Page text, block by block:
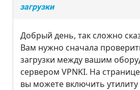
загрузки
Добрый день, так сложно
Вам нужно сначала
загрузки между вашим
сервером VPNKI. На
вы можете включить